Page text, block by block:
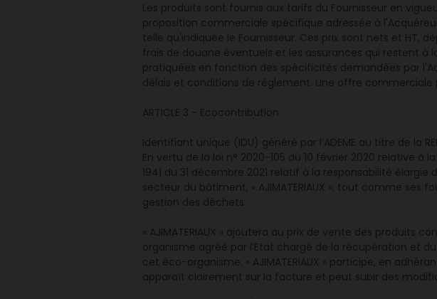
Les produits sont fournis aux tarifs du Fournisseur en
proposition commerciale spécifique adressée à
telle qu'indiquée le Fournisseur. Ces prix sont nets et HT,
frais de douane éventuels et les assurances qui restent à
pratiquées en fonction des spécificités demandées par
délais et conditions de règlement. Une offre commerciale
ARTICLE 3 - Ecocontribution
Identifiant unique (IDU) généré par l’ADEME au titre de la
En vertu de la loi n° 2020-105 du 10 février 2020 relative
1941 du 31 décembre 2021 relatif à la responsabilité
secteur du bâtiment, « AJIMATERIAUX », tout comme ses
gestion des déchets.
« AJIMATERIAUX » ajoutera au prix de vente des
organisme agréé par l’Etat chargé de la récupération et
cet éco-organisme. « AJIMATERIAUX » participe, en
apparaît clairement sur la facture et peut subir des